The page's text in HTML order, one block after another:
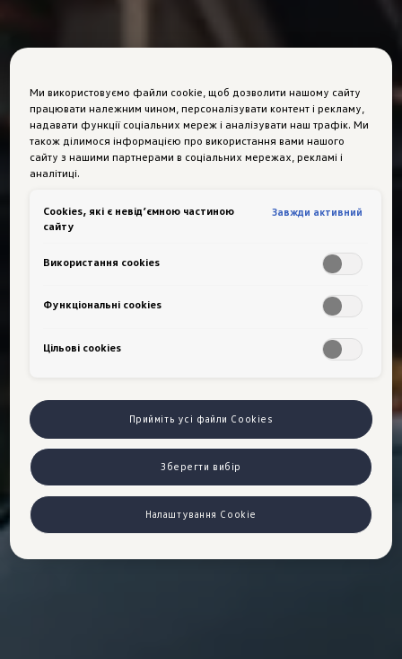
Ми використовуємо файли cookie, щоб дозволити нашому сайту
працювати належним чином, персоналізувати контент і рекламу,
надавати функції соціальних мереж і аналізувати наш трафік. Ми
також ділимося інформацією про використання вами нашого
сайту з нашими партнерами в соціальних мережах, рекламі і
аналітиці.
Сookies, які є невід’ємною частиною
сайту
Завжди активний
Використання cookies
Функціональні cookies
Цільові сookies
Прийміть усі файли Cookies
Зберегти вибір
Налаштування Cookie